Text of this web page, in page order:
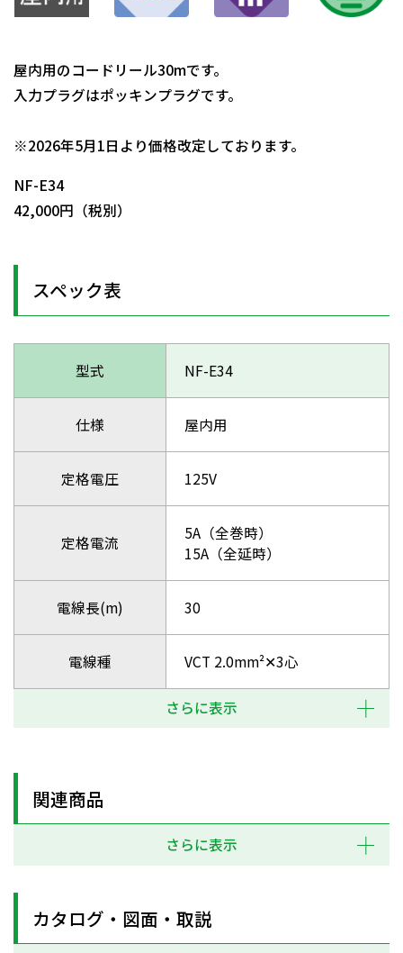
屋内用のコードリール30mです。
入力プラグはポッキンプラグです。
※2026年5月1日より価格改定しております。
NF-E34
42,000円（税別）
スペック表
型式 NF-E34
仕様 屋内用
定格電圧 125V
定格電流
5A（全巻時）
15A（全延時）
電線長(m) 30
電線種 VCT 2.0mm²✕3心
さらに表示
関連商品
さらに表示
カタログ・図面・取説